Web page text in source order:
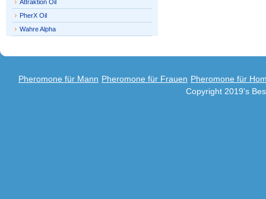
Attraktion Oil
PherX Oil
Wahre Alpha
Pheromone für Mann Pheromone für Frauen Pheromone für
Copyright 2019's